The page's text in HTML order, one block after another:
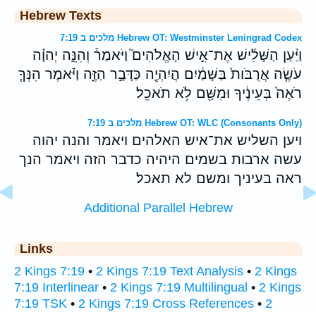
Hebrew Texts
מלכים ב 7:19 Hebrew OT: Westminster Leningrad Codex
וַיַּ֨עַן הַשָּׁלִ֜ישׁ אֶת־אִ֣ישׁ הָאֱלֹהִים֮ וַיֹּאמַר֒ וְהִנֵּ֣ה יְהוָ֗ה
עֹשֶׂ֤ה אֲרֻבֹּות֙ בַּשָּׁמַ֔יִם הֲיִהְיֶ֖ה כַּדָּבָ֣ר הַזֶּ֑ה וַיֹּ֗אמֶר הִנְּךָ֤
רֹאֶה֙ בְּעֵינֶ֔יךָ וּמִשָּׁ֖ם לֹ֥א תֹאכֵֽל׃
מלכים ב 7:19 Hebrew OT: WLC (Consonants Only)
ויען השליש את־איש האלהים ויאמר והנה יהוה
עשה ארבות בשמים היהיה כדבר הזה ויאמר הנך
ראה בעיניך ומשם לא תאכל׃
Additional Parallel Hebrew
Links
2 Kings 7:19 • 2 Kings 7:19 Text Analysis • 2 Kings
7:19 Interlinear • 2 Kings 7:19 Multilingual • 2 Kings
7:19 TSK • 2 Kings 7:19 Cross References • 2